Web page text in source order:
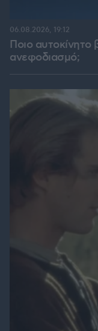
Ποιο αυτοκίνητο
ανεφοδιασμό;
06.08.2026, 19:12